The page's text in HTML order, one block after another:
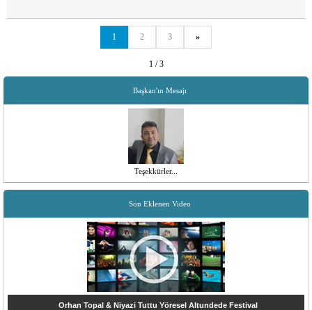
1 2 3 »
1 / 3
Başkan'ın Mesajı
Teşekkürler...
Son Eklenen Video
Orhan Topal & Niyazi Tuttu Yöresel Altundede Festival